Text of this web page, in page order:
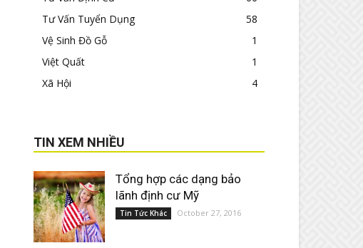
Tư Vấn Tuyển Dụng
58
Vệ Sinh Đồ Gỗ
1
Việt Quất
1
Xã Hội
4
TIN XEM NHIỀU
Tổng hợp các dạng bảo
lãnh định cư Mỹ
Tin Tức Khác October 27, 2016